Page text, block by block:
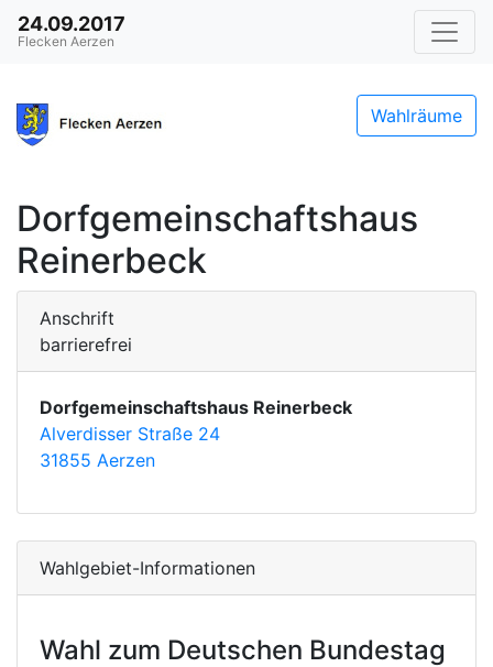
24.09.2017
Flecken Aerzen
Wahlräume
Dorfgemeinschaftshaus
Reinerbeck
Anschrift
barrierefrei
Dorfgemeinschaftshaus Reinerbeck
Alverdisser Straße 24
31855 Aerzen
Wahlgebiet-Informationen
Wahl zum Deutschen Bundestag